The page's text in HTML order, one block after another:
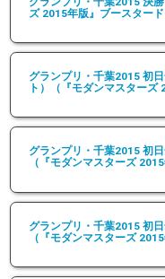
ズ 2015年版』ブースタード
グランプリ・千葉2015 初
ト）（『モダンマスターズ
グランプリ・千葉2015 初
（『モダンマスターズ
グランプリ・千葉2015 初
（『モダンマスターズ